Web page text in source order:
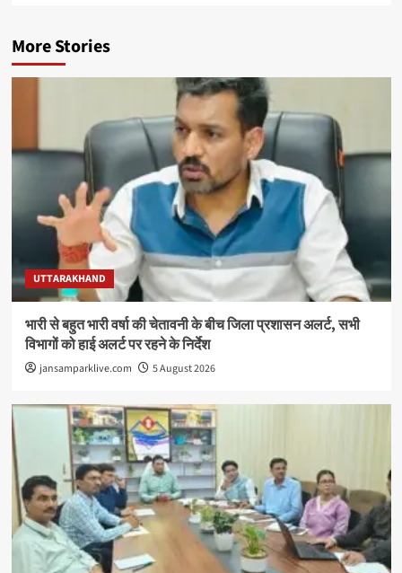
More Stories
UTTARAKHAND
भारी से बहुत भारी वर्षा की चेतावनी के बीच जिला प्रशासन अलर्ट, सभी
विभागों को हाई अलर्ट पर रहने के निर्देश
jansamparklive.com 5 August 2026